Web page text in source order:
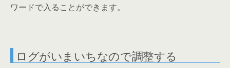
ワードで入ることができます。
ログがいまいちなので調整する